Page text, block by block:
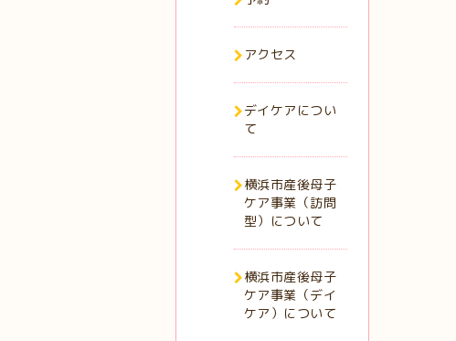
アクセス
デイケアについ
て
横浜市産後母子
ケア事業（訪問
型）について
横浜市産後母子
ケア事業（デイ
ケア）について